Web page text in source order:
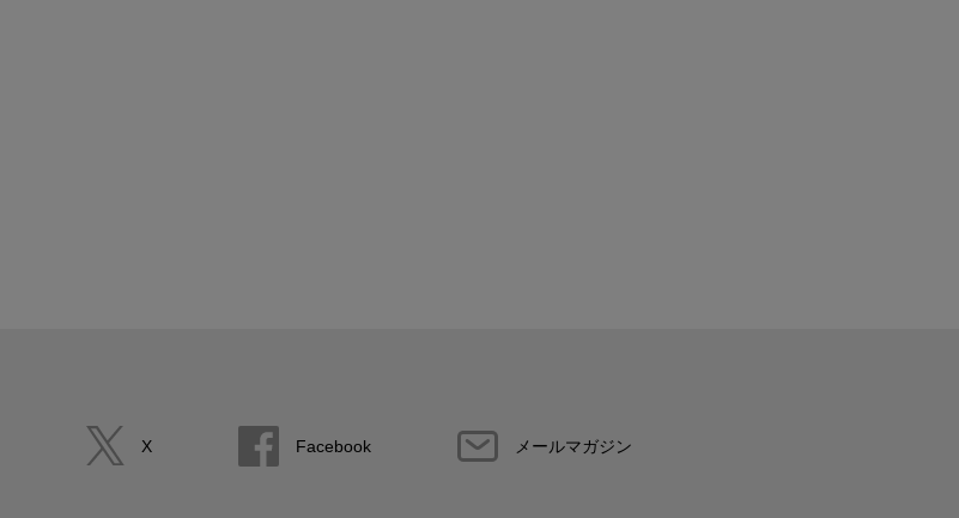
X Facebook メールマガジン